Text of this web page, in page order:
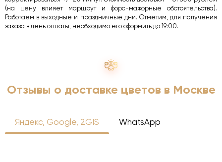
(на цену влияет маршрут и форс-мажорные обстоятельства).
Работаем в выходные и праздничные дни. Отметим, для получения
заказа в день оплаты, необходимо его оформить до 19:00.
Отзывы о доставке цветов в Москве
Яндекс, Google, 2GIS WhatsApp